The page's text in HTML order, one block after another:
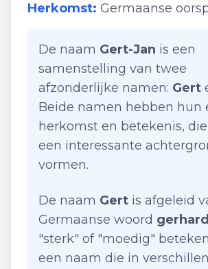
Herkomst: Germaanse
De naam Gert-Jan is een
samenstelling van twee
afzonderlijke namen: Gert
Beide namen hebben hun
herkomst en betekenis,
een interessante
vormen.
De naam Gert is afgeleid
Germaanse woord gerhard
"sterk" of "moedig"
een naam die in